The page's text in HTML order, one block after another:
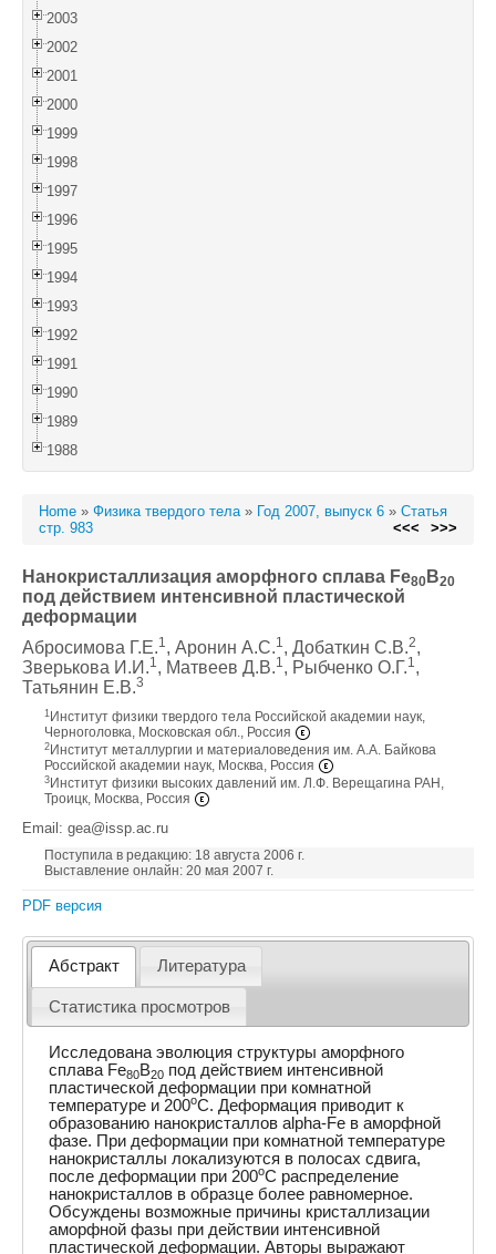
2003
2002
2001
2000
1999
1998
1997
1996
1995
1994
1993
1992
1991
1990
1989
1988
Home » Физика твердого тела» Год 2007, выпуск 6 » Статья
стр. 983
<<< >>>
Нанокристаллизация аморфного сплава Fe80 B20
под действием интенсивной пластической
деформации
Абросимова Г.Е.1, Аронин А.С.1, Добаткин С.В.2,
Зверькова И.И.1, Матвеев Д.В.1, Рыбченко О.Г.1,
Татьянин Е.В.3
1 Институт физики твердого тела Российской академии наук,
Черноголовка, Московская обл., Россия
2 Институт металлургии и материаловедения им. А.А. Байкова
Российской академии наук, Москва, Россия
3 Институт физики высоких давлений им. Л.Ф. Верещагина РАН,
Троицк, Москва, Россия
Email: gea@issp.ac.ru
Поступила в редакцию: 18 августа 2006 г.
Выставление онлайн: 20 мая 2007 г.
PDF версия
Абстракт Литература
Статистика просмотров
Исследована эволюция структуры аморфного
сплава Fe80B20 под действием интенсивной
пластической деформации при комнатной
температуре и 200oC. Деформация приводит к
образованию нанокристаллов alpha-Fe в аморфной
фазе. При деформации при комнатной температуре
нанокристаллы локализуются в полосах сдвига,
после деформации при 200oC распределение
нанокристаллов в образце более равномерное.
Обсуждены возможные причины кристаллизации
аморфной фазы при действии интенсивной
пластической деформации. Авторы выражают